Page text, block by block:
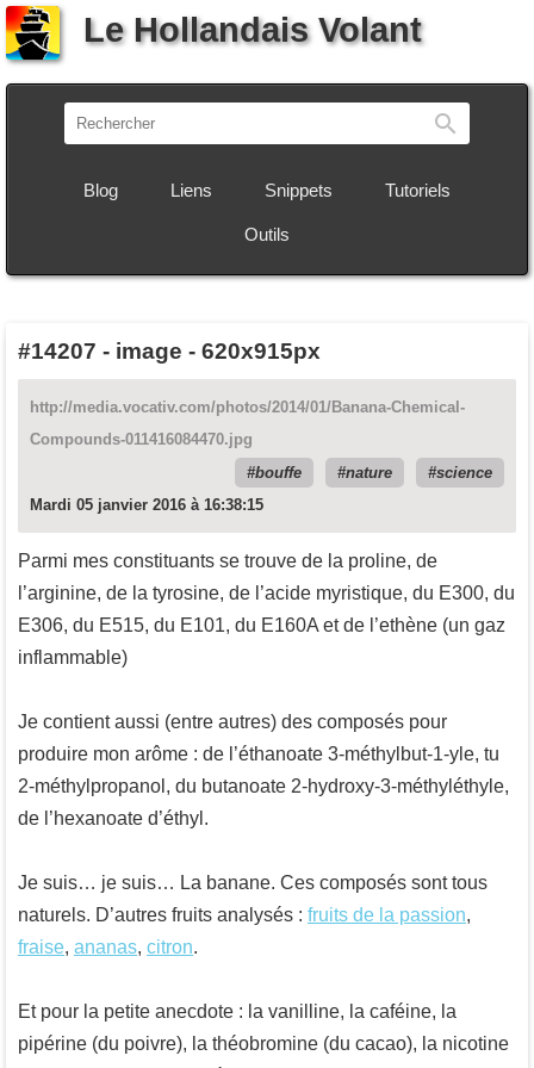
Le Hollandais Volant
Blog Liens Snippets Tutoriels
Outils
#14207 - image - 620x915px
http://media.vocativ.com/photos/2014/01/Banana-Chemical-
Compounds-011416084470.jpg
bouffe
nature
science
Mardi 05 janvier 2016 à 16:38:15
Parmi mes constituants se trouve de la proline, de
l’arginine, de la tyrosine, de l’acide myristique, du E300, du
E306, du E515, du E101, du E160A et de l’ethène (un gaz
inflammable)
Je contient aussi (entre autres) des composés pour
produire mon arôme : de l’éthanoate 3-méthylbut-1-yle, tu
2-méthylpropanol, du butanoate 2-hydroxy-3-méthyléthyle,
de l’hexanoate d’éthyl.
Je suis… je suis… La banane. Ces composés sont tous
naturels. D’autres fruits analysés : fruits de la passion,
fraise, ananas, citron.
Et pour la petite anecdote : la vanilline, la caféine, la
pipérine (du poivre), la théobromine (du cacao), la nicotine